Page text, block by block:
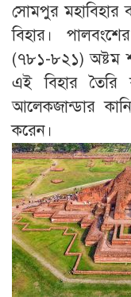
সোমপুর মহাবিহার
বিহার।
(৭৮১-৮২১) অষ্টম
এই বিহার তৈরি
আলেকজান্ডার
করেন।